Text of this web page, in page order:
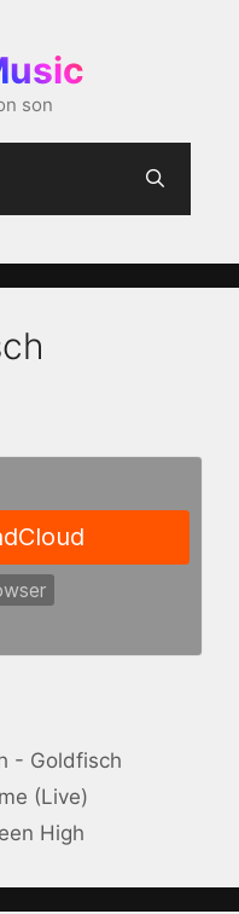
son
- Goldfisch
(Live)
High